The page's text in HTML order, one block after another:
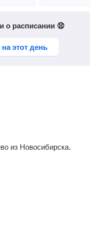
о расписании 😧
на этот день
из Новосибирска.